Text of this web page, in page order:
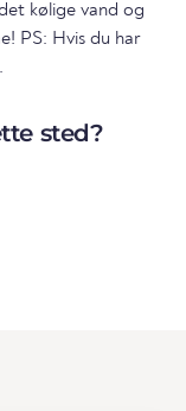
kølige vand og
PS: Hvis du har
sted?